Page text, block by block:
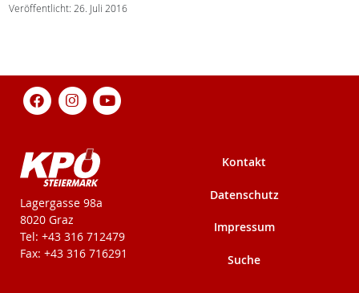
Veröffentlicht: 26. Juli 2016
KPÖ-Steiermark
Lagergasse 98a
8020 Graz
Tel: +43 316 712479
Fax: +43 316 716291
Kontakt
Datenschutz
Impressum
Suche